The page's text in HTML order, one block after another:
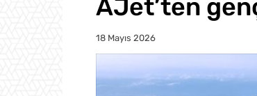
AJet’ten
18 Mayıs 2026